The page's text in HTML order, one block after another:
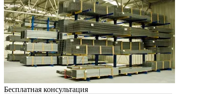
Бесплатная консультация